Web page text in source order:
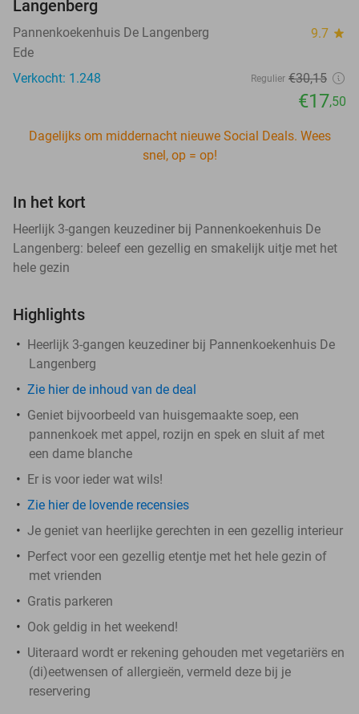
Langenberg
Pannenkoekenhuis De Langenberg 9.7 star
Ede
Verkocht: 1.248
Regulier €30,15
€17,50
Dagelijks om middernacht nieuwe Social Deals. Wees
snel, op = op!
In het kort
Heerlijk 3-gangen keuzediner bij Pannenkoekenhuis De
Langenberg: beleef een gezellig en smakelijk uitje met het
hele gezin
Highlights
Heerlijk 3-gangen keuzediner bij Pannenkoekenhuis De
Langenberg
Zie hier de inhoud van de deal
Geniet bijvoorbeeld van huisgemaakte soep, een
pannenkoek met appel, rozijn en spek en sluit af met
een dame blanche
Er is voor ieder wat wils!
Zie hier de lovende recensies
Je geniet van heerlijke gerechten in een gezellig interieur
Perfect voor een gezellig etentje met het hele gezin of
met vrienden
Gratis parkeren
Ook geldig in het weekend!
Uiteraard wordt er rekening gehouden met vegetariërs en
(di)eetwensen of allergieën, vermeld deze bij je
reservering